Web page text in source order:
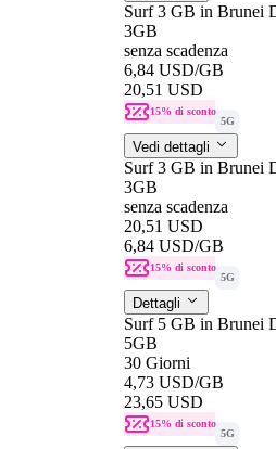
Surf 3 GB in Brunei
3GB
senza scadenza
6,84 USD/GB
20,51 USD
15% di sconto
5G
Vedi dettagli
Surf 3 GB in Brunei
3GB
senza scadenza
20,51 USD
6,84 USD/GB
15% di sconto
5G
Dettagli
Surf 5 GB in Brunei
5GB
30 Giorni
4,73 USD/GB
23,65 USD
15% di sconto
5G